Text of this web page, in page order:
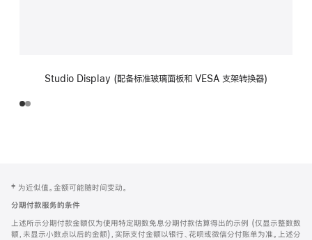
Studio Display (配备标准玻璃面板和 VESA 支架转换器)
页
页
脚
注
‡ 为近似值。金额可能随时间变动。
分期付款服务的条件
上述所示分期付款金额仅为使用特定期数免息分期付款估算得出的示例 (仅显示整数数
额，未显示小数点以后的金额)，实际支付金额以银行、花呗或微信分付账单为准。上述分